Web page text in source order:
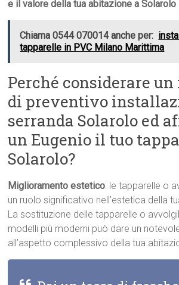
e il valore della tua abitazione a Solarolo
Chiama 0544 070014 anche per:
tapparelle in PVC Milano Marittima
Perché considerare
di preventivo
serranda Solarolo ed
un Eugenio il tuo
Solarolo?
Miglioramento estetico: le tapparelle o
un ruolo significativo nell’estetica della
La sostituzione delle tapparelle o
modelli più moderni può dare un
all’aspetto complessivo della tua